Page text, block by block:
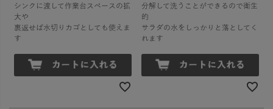
シンクに渡して作業台スペースの拡
大や
裏返せば水切りカゴとしても使えま
す
分解して洗うことができるので衛生
的
サラダの水をしっかりと落としてく
れます